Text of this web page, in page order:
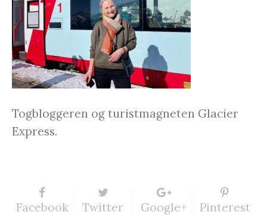
Togbloggeren og turistmagneten Glacier
Express.
Facebook Twitter Google+ Pinterest